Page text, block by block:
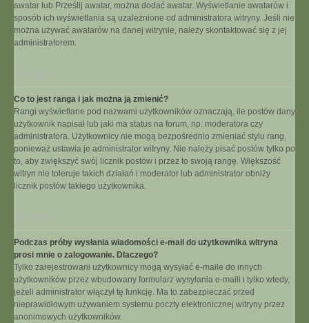
awatar lub Prześlij awatar, można dodać awatar. Wyświetlanie awatarów i
sposób ich wyświetlania są uzależnione od administratora witryny. Jeśli nie
można używać awatarów na danej witrynie, należy skontaktować się z jej
administratorem.
Co to jest ranga i jak można ją zmienić?
Rangi wyświetlane pod nazwami użytkowników oznaczają, ile postów dany
użytkownik napisał lub jaki ma status na forum, np. moderatora czy
administratora. Użytkownicy nie mogą bezpośrednio zmieniać stylu rang,
ponieważ ustawia je administrator witryny. Nie należy pisać postów tylko po
to, aby zwiększyć swój licznik postów i przez to swoją rangę. Większość
witryn nie toleruje takich działań i moderator lub administrator obniży
licznik postów takiego użytkownika.
Podczas próby wysłania wiadomości e-mail do użytkownika witryna
prosi mnie o zalogowanie. Dlaczego?
Tylko zarejestrowani użytkownicy mogą wysyłać e-maile do innych
użytkowników przez wbudowany formularz wysyłania e-maili i tylko wtedy,
jeżeli administrator włączył tę funkcję. Ma to zabezpieczać przed
nieprawidłowym używaniem systemu poczty elektronicznej witryny przez
anonimowych użytkowników.